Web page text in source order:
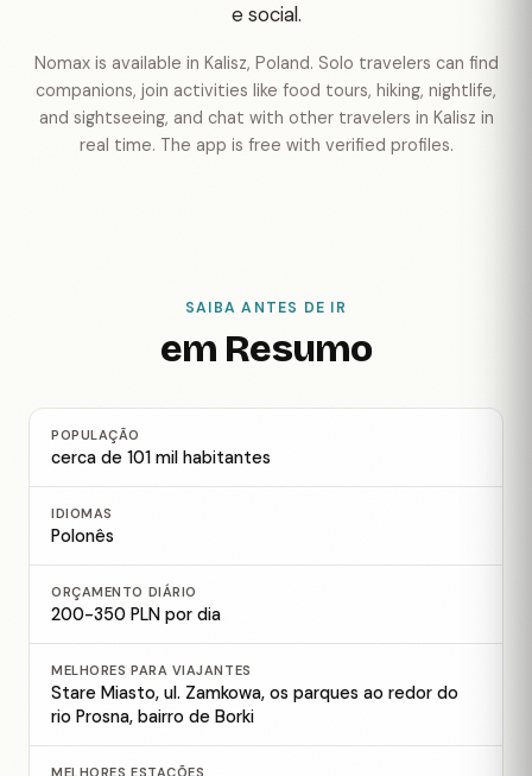
e social.
Nomax is available in Kalisz, Poland. Solo travelers can find
companions, join activities like food tours, hiking, nightlife,
and sightseeing, and chat with other travelers in Kalisz in
real time. The app is free with verified profiles.
SAIBA ANTES DE IR
em Resumo
POPULAÇÃO
cerca de 101 mil habitantes
IDIOMAS
Polonês
ORÇAMENTO DIÁRIO
200-350 PLN por dia
MELHORES PARA VIAJANTES
Stare Miasto, ul. Zamkowa, os parques ao redor do
rio Prosna, bairro de Borki
MELHORES ESTAÇÕES